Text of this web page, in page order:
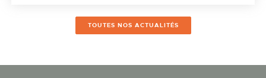
TOUTES NOS ACTUALITÉS